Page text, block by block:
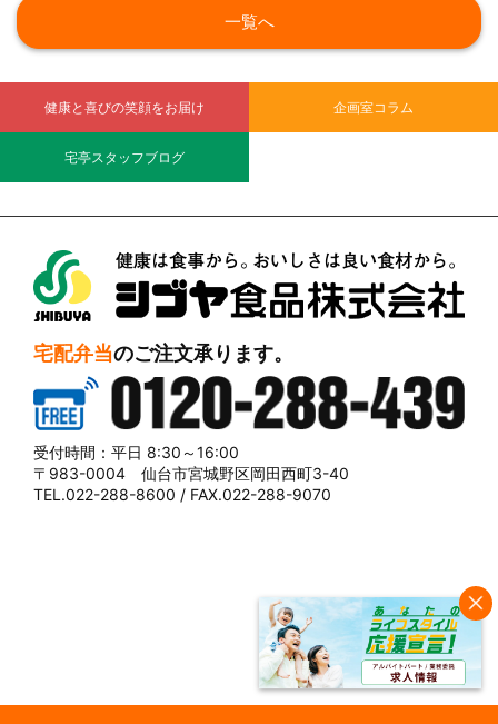
一覧へ
健康と喜びの笑顔をお届け 企画室コラム
宅亭スタッフブログ
宅配弁当のご注文承ります。
0120-288-439
受付時間：平日 8:30～16:00
〒983-0004 仙台市宮城野区岡田西町3-40
TEL.022-288-8600 / FAX.022-288-9070